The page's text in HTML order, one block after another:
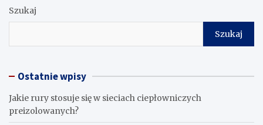
Szukaj
Szukaj
Ostatnie wpisy
Jakie rury stosuje się w sieciach ciepłowniczych
preizolowanych?